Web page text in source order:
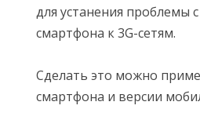
для устанения проблемы
смартфона к 3G-сетям.
Сделать это можно
смартфона и версии